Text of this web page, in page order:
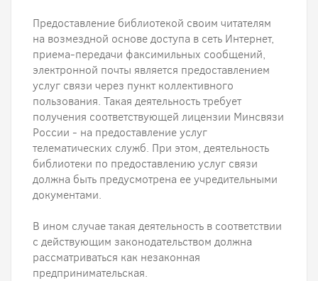
Предоставление библиотекой своим читателям
на возмездной основе доступа в сеть Интернет,
приема-передачи факсимильных сообщений,
электронной почты является предоставлением
услуг связи через пункт коллективного
пользования. Такая деятельность требует
получения соответствующей лицензии Минсвязи
России - на предоставление услуг
телематических служб. При этом, деятельность
библиотеки по предоставлению услуг связи
должна быть предусмотрена ее учредительными
документами.
В ином случае такая деятельность в соответствии
с действующим законодательством должна
рассматриваться как незаконная
предпринимательская.